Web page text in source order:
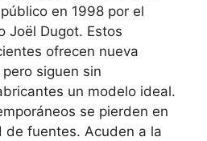
en 1998 por el
Joël Dugot. Estos
ofrecen nueva
siguen sin
un modelo ideal.
se pierden en
de fuentes. Acuden a la